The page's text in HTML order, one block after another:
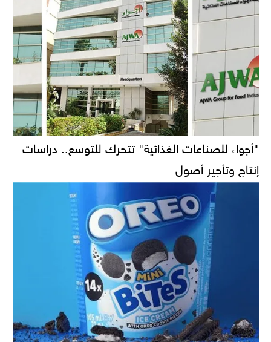
"أجواء للصناعات الغذائية" تتحرك للتوسع.. دراسات
إنتاج وتأجير أصول